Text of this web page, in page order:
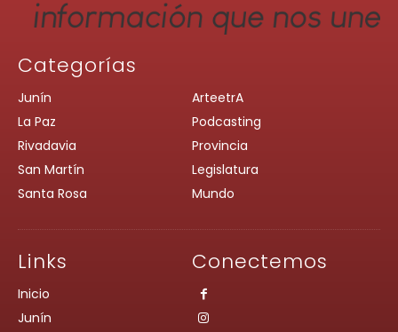
Categorías
Junín
La Paz
Rivadavia
San Martín
Santa Rosa
ArteetrA
Podcasting
Provincia
Legislatura
Mundo
Links
Inicio
Junín
Conectemos